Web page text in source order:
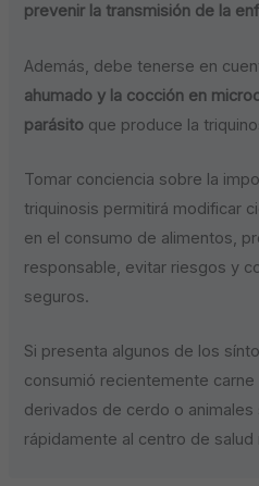
prevenir la transmisión de la
Además, debe tenerse en
ahumado y la cocción en
parásito que produce la
Tomar conciencia sobre la
triquinosis permitirá modificar
en el consumo de alimentos,
responsable, evitar riesgos y
seguros.
Si presenta algunos de los
consumió recientemente
derivados de cerdo o
rápidamente al centro de salud